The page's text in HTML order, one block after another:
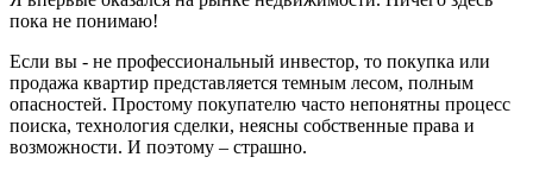
пока не понимаю!
Если вы - не профессиональный инвестор, то покупка или
продажа квартир представляется темным лесом, полным
опасностей. Простому покупателю часто непонятны процесс
поиска, технология сделки, неясны собственные права и
возможности. И поэтому – страшно.